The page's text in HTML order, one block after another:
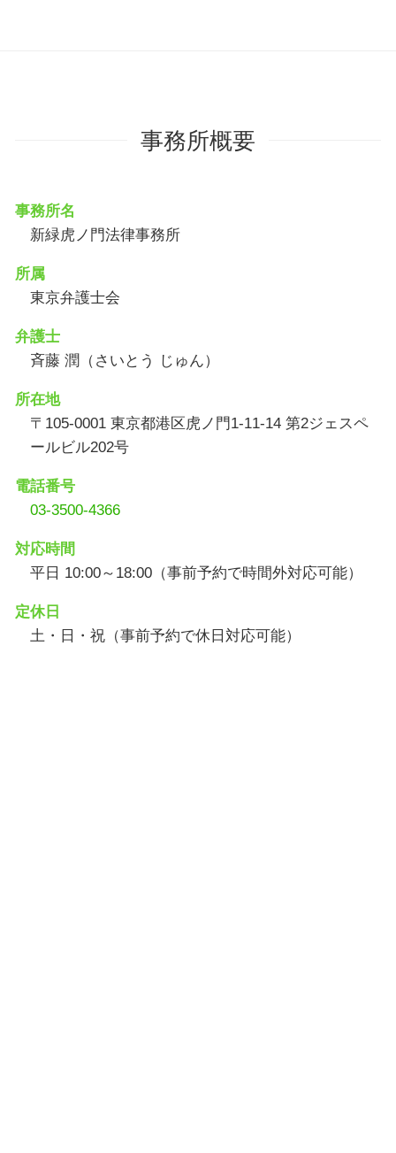
事務所概要
事務所名
新緑虎ノ門法律事務所
所属
東京弁護士会
弁護士
斉藤 潤（さいとう じゅん）
所在地
〒105-0001 東京都港区虎ノ門1-11-14 第2ジェスペ
ールビル202号
電話番号
03-3500-4366
対応時間
平日 10:00～18:00（事前予約で時間外対応可能）
定休日
土・日・祝（事前予約で休日対応可能）